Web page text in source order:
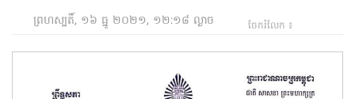
ព្រហស្បតិ៍, ១៦ ធ្នូ ២០២១, ១២:១៨ ល្ងាច ចែករំលែក ៖